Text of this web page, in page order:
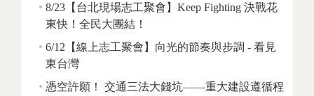
8/23【台北現場志工聚會】Keep Fighting 決戰花
東快！全民大團結！
6/12【線上志工聚會】向光的節奏與步調 - 看見
東台灣
憑空許願！ 交通三法大錢坑——重大建設遵循程